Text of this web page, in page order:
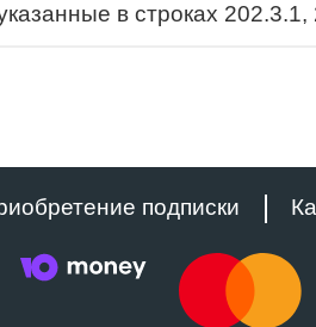
в строках
подписки